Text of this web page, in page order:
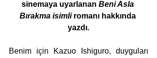
sinemaya uyarlanan Beni Asla
Bırakma isimli romanı hakkında
yazdı.
Benim için Kazuo Ishiguro, duyguları